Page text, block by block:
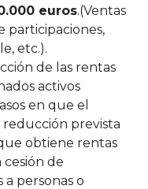
euros.(Ventas
participaciones,
etc.).
de las rentas
activos
en que el
prevista
obtiene rentas
de
personas o